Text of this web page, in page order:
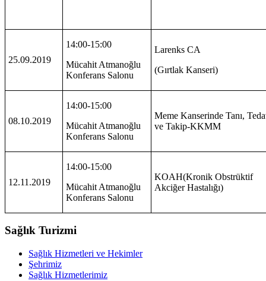
25.09.2019
14:00-15:00
Mücahit Atmanoğlu
Konferans Salonu
Larenks CA
(Gırtlak Kanseri)
08.10.2019
14:00-15:00
Mücahit Atmanoğlu
Konferans Salonu
Meme Kanserinde Tanı,
ve Takip-KKMM
12.11.2019
14:00-15:00
Mücahit Atmanoğlu
Konferans Salonu
KOAH(Kronik Obstrüktif
Akciğer Hastalığı)
Sağlık Turizmi
Sağlık Hizmetleri ve Hekimler
Şehrimiz
Sağlık Hizmetlerimiz